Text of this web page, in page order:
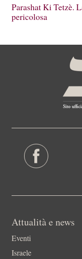
Parashat Ki Tetzè.
pericolosa
Attualità e news
Eventi
Israele